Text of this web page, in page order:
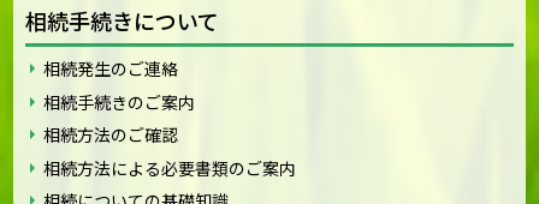
相続手続きについて
相続発生のご連絡
相続手続きのご案内
相続方法のご確認
相続方法による必要書類のご案内